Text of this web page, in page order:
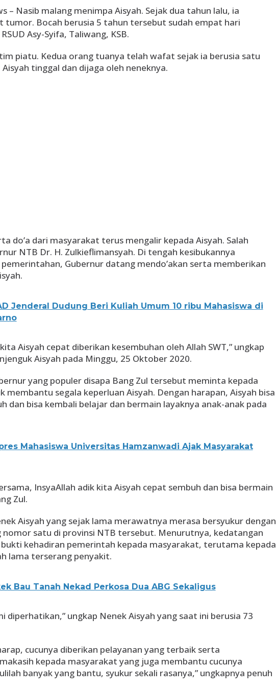
– Nasib malang menimpa Aisyah. Sejak dua tahun lalu, ia
tumor. Bocah berusia 5 tahun tersebut sudah empat hari
Asy-Syifa, Taliwang, KSB.
piatu. Kedua orang tuanya telah wafat sejak ia berusia satu
tinggal dan dijaga oleh neneknya.
do’a dari masyarakat terus mengalir kepada Aisyah. Salah
NTB Dr. H. Zulkieflimansyah. Di tengah kesibukannya
Gubernur datang mendo’akan serta memberikan
Jenderal Dudung Beri Kuliah Umum 10 ribu Mahasiswa di
Aisyah cepat diberikan kesembuhan oleh Allah SWT,” ungkap
Aisyah pada Minggu, 25 Oktober 2020.
yang populer disapa Bang Zul tersebut meminta kepada
membantu segala keperluan Aisyah. Dengan harapan, Aisyah bisa
dan bisa kembali belajar dan bermain layaknya anak-anak pada
Mahasiswa Universitas Hamzanwadi Ajak Masyarakat
InsyaAllah adik kita Aisyah cepat sembuh dan bisa bermain
Zul.
Aisyah yang sejak lama merawatnya merasa bersyukur dengan
nomor satu di provinsi NTB tersebut. Menurutnya, kedatangan
kehadiran pemerintah kepada masyarakat, terutama kepada
lama terserang penyakit.
Bau Tanah Nekad Perkosa Dua ABG Sekaligus
diperhatikan,” ungkap Nenek Aisyah yang saat ini berusia 73
cucunya diberikan pelayanan yang terbaik serta
kepada masyarakat yang juga membantu cucunya
banyak yang bantu, syukur sekali rasanya,” ungkapnya penuh